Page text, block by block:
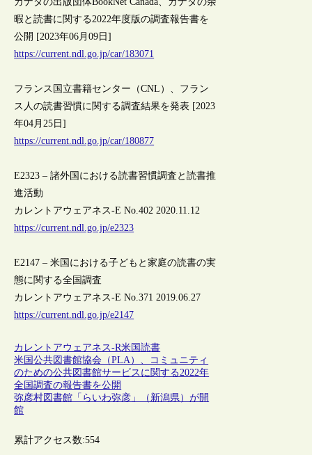
暇と読書に関する2022年度版の調査報告書を
公開 [2023年06月09日]
https://current.ndl.go.jp/car/183071
フランス国立書籍センター（CNL）、フラン
ス人の読書習慣に関する調査結果を発表 [2023
年04月25日]
https://current.ndl.go.jp/car/180877
E2323 – 諸外国における読書習慣調査と読書推
進活動
カレントアウェアネス-E No.402 2020.11.12
https://current.ndl.go.jp/e2323
E2147 – 米国における子どもと家庭の読書の実
態に関する全国調査
カレントアウェアネス-E No.371 2019.06.27
https://current.ndl.go.jp/e2147
カレントアウェアネス-R米国読書
米国公共図書館協会（PLA）、コミュニティ
のための公共図書館サービスに関する2022年
全国調査の報告書を公開
弥彦村図書館「らいわ弥彦」（新潟県）が開
館
累計アクセス数:554